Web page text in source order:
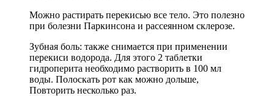
Можно растирать перекисью все тело. Это полезно
при болезни Паркинсона и рассеянном склерозе.
Зубная боль: также снимается при применении
перекиси водорода. Для этого 2 таблетки
гидроперита необходимо растворить в 100 мл
воды. Полоскать рот как можно дольше,
Повторить несколько раз.